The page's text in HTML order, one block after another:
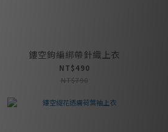
鏤空鉤編綁帶針織上衣
NT$490
NT$790